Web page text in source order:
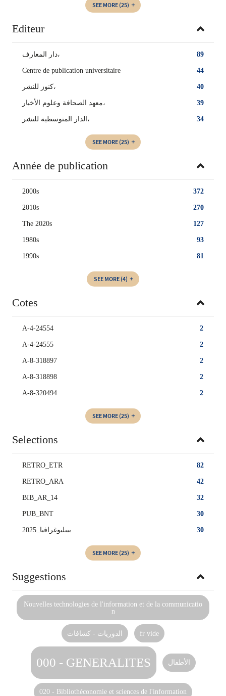
SEE MORE (25)
Editeur
89 دار المعارف،
44
Centre de publication universitaire
40 كنوز للنشر،
39 معهد الصحافة وعلوم الأخبار،
34 الدار المتوسطية للنشر،
SEE MORE (25)
Année de publication
372
2000s
270
2010s
127
The 2020s
93
1980s
81
1990s
SEE MORE (4)
Cotes
2
A-4-24554
2
A-4-24555
2
A-8-318897
2
A-8-318898
2
A-8-320494
SEE MORE (25)
Selections
82
RETRO_ETR
42
RETRO_ARA
32
BIB_AR_14
30
PUB_BNT
30 بيبليوغرافيا_2025
SEE MORE (25)
Suggestions
Nouvelles technologies de l'information et de la communicatio
n
الدوريات - كشافات fr vide
000 - GENERALITES الأطفال
020 - Bibliothéconomie et sciences de l'information